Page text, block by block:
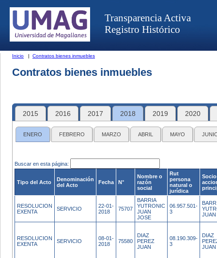
Transparencia Activa
Registro Histórico
Inicio | Contratos bienes inmuebles
Contratos bienes inmuebles
2015 2016 2017 2018 2019 2020
ENERO FEBRERO MARZO ABRIL MAYO
Buscar en esta página:
Tipo del Acto
Denominación
del Acto
Fecha N°
Nombre o
razón
social
Rut
persona
natural o
jurídica
RESOLUCION
EXENTA
SERVICIO
22-01-
2018
75707
BARRIA
YUTRONIC
JUAN
JOSE
06.957.501-
3
RESOLUCION
EXENTA
SERVICIO
08-01-
2018
75580
DIAZ
PEREZ
JUAN
08.190.309-
3
DIAZ
JUAN